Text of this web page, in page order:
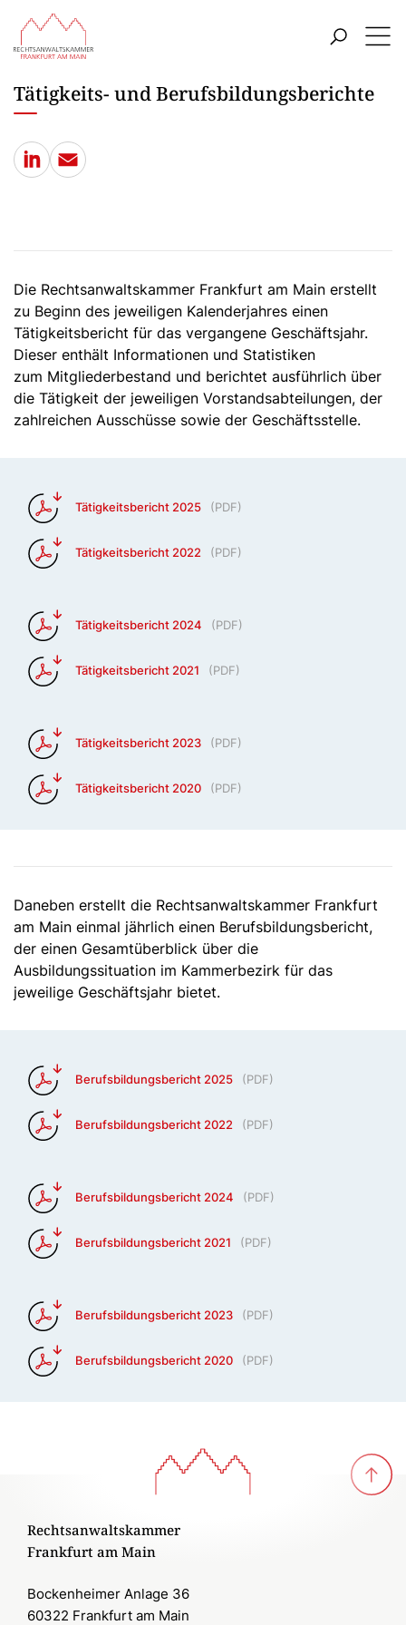
ZUM HAUPTINHALT SPRINGEN
ZUR SUCHE SPRINGEN
Menü
Tätigkeits- und Berufsbildungsberichte
Die Rechtsanwaltskammer Frankfurt am Main erstellt
zu Beginn des jeweiligen Kalenderjahres einen
Tätigkeitsbericht für das vergangene Geschäftsjahr.
Dieser enthält Informationen und Statistiken
zum Mitgliederbestand und berichtet ausführlich über
die Tätigkeit der jeweiligen Vorstandsabteilungen, der
zahlreichen Ausschüsse sowie der Geschäftsstelle.
Tätigkeitsbericht 2025 (PDF)
Tätigkeitsbericht 2022 (PDF)
Tätigkeitsbericht 2024 (PDF)
Tätigkeitsbericht 2021 (PDF)
Tätigkeitsbericht 2023 (PDF)
Tätigkeitsbericht 2020 (PDF)
Daneben erstellt die Rechtsanwaltskammer Frankfurt
am Main einmal jährlich einen Berufsbildungsbericht,
der einen Gesamtüberblick über die
Ausbildungssituation im Kammerbezirk für das
jeweilige Geschäftsjahr bietet.
Berufsbildungsbericht 2025 (PDF)
Berufsbildungsbericht 2022 (PDF)
Berufsbildungsbericht 2024 (PDF)
Berufsbildungsbericht 2021 (PDF)
Berufsbildungsbericht 2023 (PDF)
Berufsbildungsbericht 2020 (PDF)
Rechtsanwaltskammer
Frankfurt am Main
Bockenheimer Anlage 36
60322 Frankfurt am Main